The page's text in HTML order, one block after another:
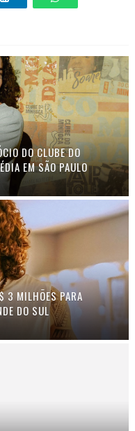
DO CLUBE DO
EM SÃO PAULO
3 MILHÕES PARA
DO SUL